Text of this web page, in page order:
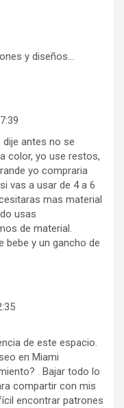
y diseños…
antes no se
color, yo use restos,
yo compraria
vas a usar de 4 a 6
mas material
usas
de material.
bebe y un gancho de
de este espacio.
en Miami
. Bajar todo lo
compartir con mis
encontrar patrones